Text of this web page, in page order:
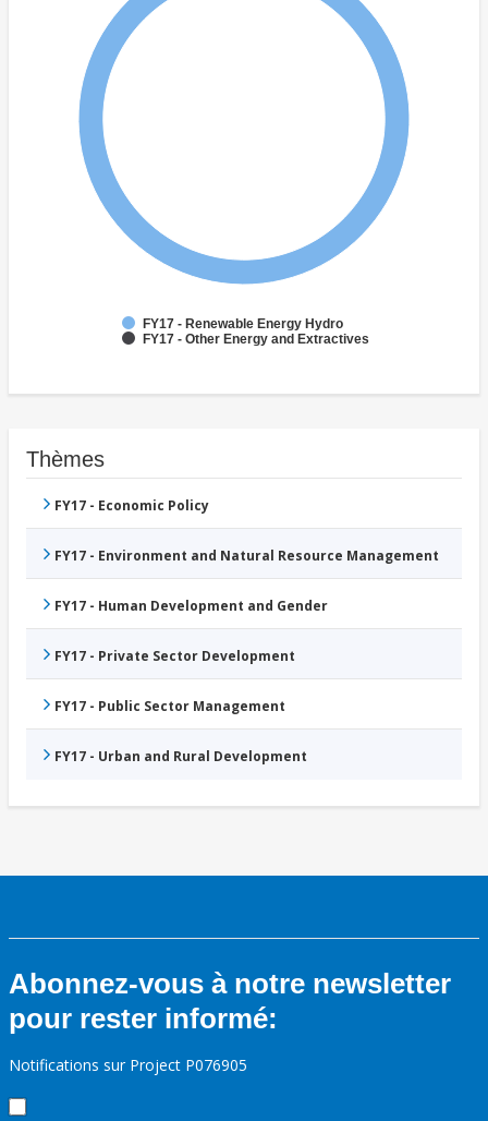
FY17 - Renewable Energy Hydro
FY17 - Other Energy and Extractives
Thèmes
FY17 - Economic Policy
FY17 - Environment and Natural Resource Management
FY17 - Human Development and Gender
FY17 - Private Sector Development
FY17 - Public Sector Management
FY17 - Urban and Rural Development
Abonnez-vous à notre newsletter
pour rester informé:
Notifications sur Project P076905